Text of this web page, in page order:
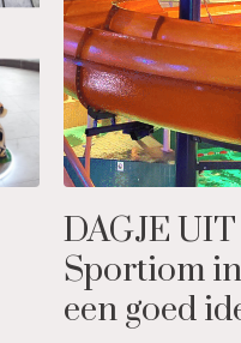
DAGJE
Sportiom
een goed